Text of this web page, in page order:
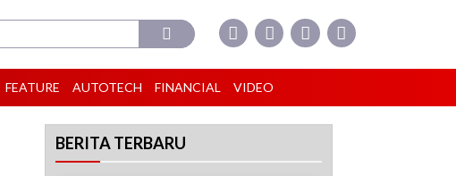
FEATURE AUTOTECH FINANCIAL VIDEO
BERITA TERBARU